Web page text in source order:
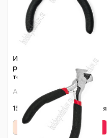
Инструмент для
рукоделия "Кусачки
торцевые" (SF-6158)
Артикул:
140-781
155 ₽
Оптовая
+